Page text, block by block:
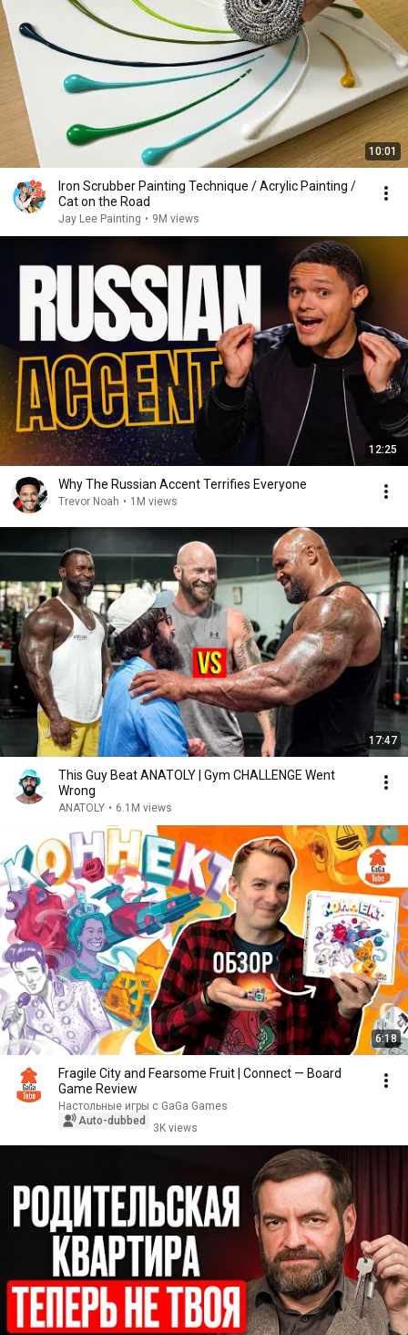
10:01
Iron Scrubber Painting Technique / Acrylic Painting /
Cat on the Road
Jay Lee Painting • 9M views
12:25
Why The Russian Accent Terrifies Everyone
Trevor Noah • 1M views
17:47
This Guy Beat ANATOLY | Gym CHALLENGE Went
Wrong
ANATOLY • 6.1M views
6:18
Fragile City and Fearsome Fruit | Connect — Board
Game Review
Настольные игры с GaGa Games
Auto-dubbed
3K views